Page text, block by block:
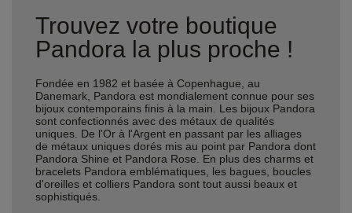
Trouvez votre boutique
Pandora la plus proche !
Fondée en 1982 et basée à Copenhague, au
Danemark, Pandora est mondialement connue pour ses
bijoux contemporains finis à la main. Les bijoux Pandora
sont confectionnés avec des métaux de qualités
uniques. De l'Or à l'Argent en passant par les alliages
de métaux uniques dorés mis au point par Pandora dont
Pandora Shine et Pandora Rose. En plus des charms et
bracelets Pandora emblématiques, les bagues, boucles
d'oreilles et colliers Pandora sont tout aussi beaux et
sophistiqués.